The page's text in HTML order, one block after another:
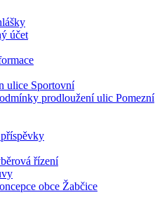
účet
ulice Sportovní
prodloužení ulic Pomezní
řízení
obce Žabčice